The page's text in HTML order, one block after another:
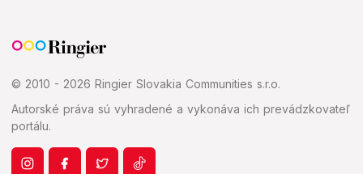
© 2010 - 2026 Ringier Slovakia Communities s.r.o.
Autorské práva sú vyhradené a vykonáva ich prevádzkovateľ
portálu.